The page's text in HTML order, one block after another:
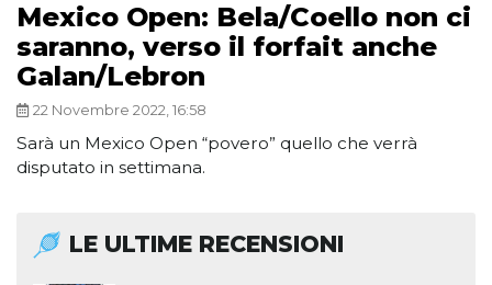
Mexico Open: Bela/Coello non ci
saranno, verso il forfait anche
Galan/Lebron
22 Novembre 2022, 16:58
Sarà un Mexico Open “povero” quello che verrà
disputato in settimana.
LE ULTIME RECENSIONI